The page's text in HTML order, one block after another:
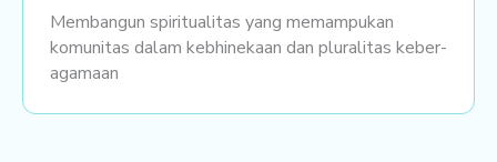
Membangun spiritualitas yang memampukan
komunitas dalam kebhinekaan dan pluralitas keber-
agamaan